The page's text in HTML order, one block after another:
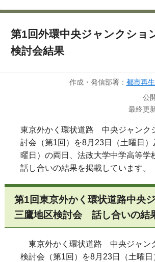
第1回外環中央ジャンクショ
検討会結果
作成・発信部署： 都市再
公
最終更
東京外かく環状道路 中央ジャンク
討会（第1回）を8月23日（土曜日）
曜日）の両日、法政大学中学高等学
話し合いの結果を掲載しています。
第1回東京外かく環状道路中央
三鷹地区検討会 話し合いの結
東京外かく環状道路 中央ジャン
検討会（第1回）を8月23日（土曜日